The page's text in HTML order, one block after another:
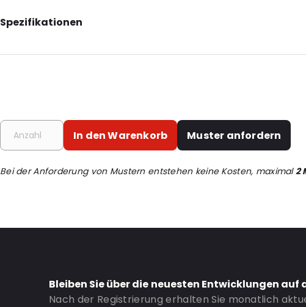
Spezifikationen
Internal Length: 142
Primary Colour: Grau
Material: LDPE70/weißes EVOH/LDPE70
Thickness: 140 µm
Bestell-ID: 6981
In den Warenkorb Muster anfordern
Bei der Anforderung von Mustern entstehen keine Kosten, maximal2
Bleiben Sie über die neuesten Entwicklungen auf
Nach der Registrierung erhalten Sie monatlich